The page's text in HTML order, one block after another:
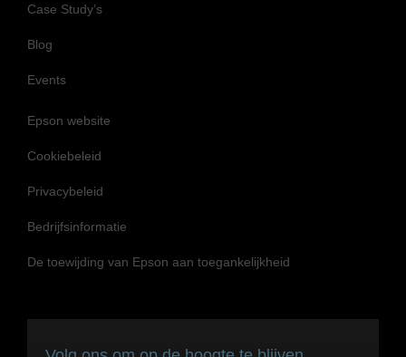
Case Study’s
Blog
Events
Epson website
Cookiebeleid
Privacybeleid
Bedrijfsinformatie
De toewijding van Epson aan toegankelijkheid